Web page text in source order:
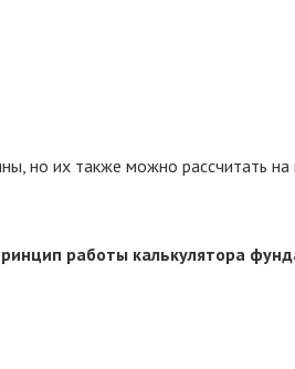
но их также можно рассчитать на
работы калькулятора